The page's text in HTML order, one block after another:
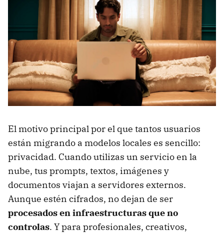
El motivo principal por el que tantos usuarios
están migrando a modelos locales es sencillo:
privacidad. Cuando utilizas un servicio en la
nube, tus prompts, textos, imágenes y
documentos viajan a servidores externos.
Aunque estén cifrados, no dejan de ser
procesados en infraestructuras que no
controlas. Y para profesionales, creativos,